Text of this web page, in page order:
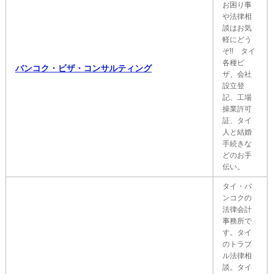
バンコク・ビザ・コンサルティング
お困り事
や法律相
談はお気
軽にどう
ぞ!! タイ
各種ビ
ザ、会社
設立登
記、工場
操業許可
証、タイ
人と結婚
手続きな
どのお手
伝い。
タイ・バ
ンコクの
法律会計
事務所で
す。タイ
のトラブ
ル法律相
談。タイ